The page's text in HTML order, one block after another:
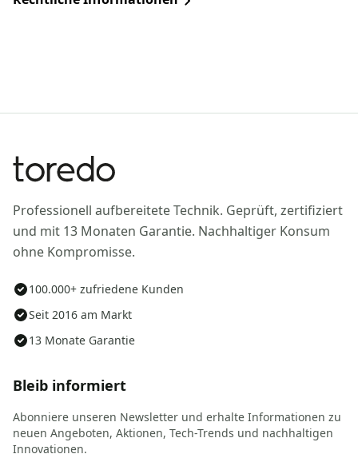
Professionell aufbereitete Technik. Geprüft, zertifiziert
und mit 13 Monaten Garantie. Nachhaltiger Konsum
ohne Kompromisse.
100.000+ zufriedene Kunden
Seit 2016 am Markt
13 Monate Garantie
Bleib informiert
Abonniere unseren Newsletter und erhalte Informationen zu
neuen Angeboten, Aktionen, Tech-Trends und nachhaltigen
Innovationen.